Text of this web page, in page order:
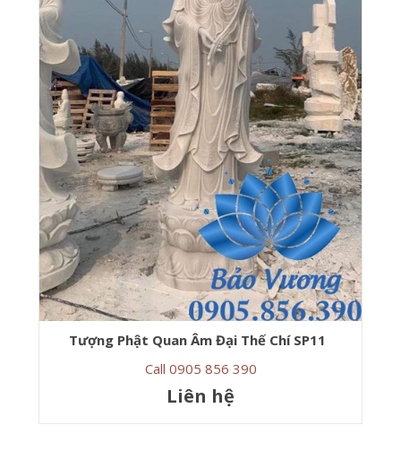
Tượng Phật Quan Âm Đại Thế Chí SP11
Call 0905 856 390
Liên hệ